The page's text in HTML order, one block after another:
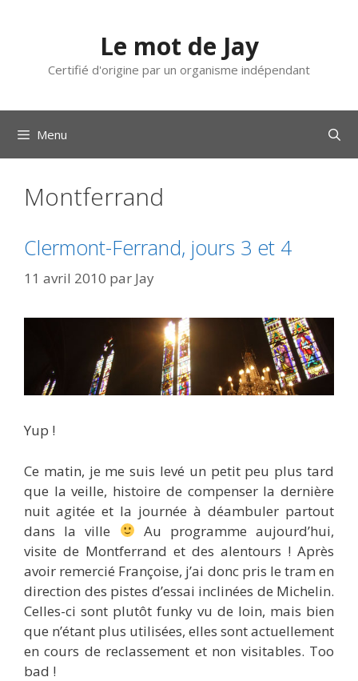
Le mot de Jay
Certifié d'origine par un organisme indépendant
Menu
Montferrand
Clermont-Ferrand, jours 3 et 4
11 avril 2010 par Jay
Yup !
Ce matin, je me suis levé un petit peu plus tard
que la veille, histoire de compenser la dernière
nuit agitée et la journée à déambuler partout
dans la ville
Au programme aujourd’hui,
visite de Montferrand et des alentours ! Après
avoir remercié Françoise, j’ai donc pris le tram en
direction des pistes d’essai inclinées de Michelin.
Celles-ci sont plutôt funky vu de loin, mais bien
que n’étant plus utilisées, elles sont actuellement
en cours de reclassement et non visitables. Too
bad !